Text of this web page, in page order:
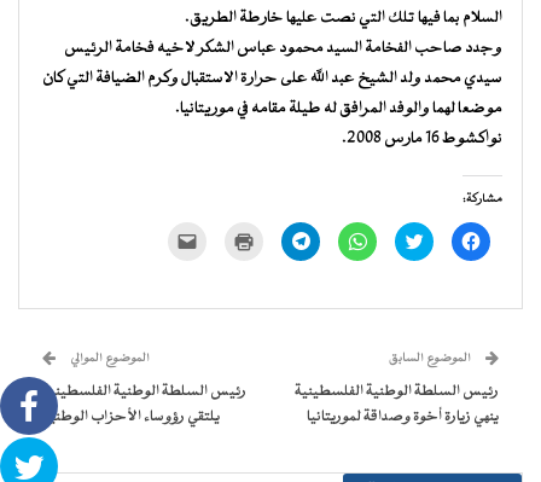
السلام بما فيها تلك التي نصت عليها خارطة الطريق.
وجدد صاحب الفخامة السيد محمود عباس الشكر لاخيه فخامة الرئيس
سيدي محمد ولد الشيخ عبد الله على حرارة الاستقبال وكرم الضيافة التي كان
موضعا لهما والوفد المرافق له طيلة مقامه في موريتانيا.
نواكشوط 16 مارس 2008.
مشاركة:
انقر
للمشاركة
في
اضغط
للمشاركة
في
انقر
للمشاركة
في
انقر
للمشاركة
في
للطباعة
جديدة) الإلكتروني
نافذة
جديدة)
الموضوع السابق
رئيس السلطة الوطنية الفلسطينية
ينهي زيارة أخوة وصداقة لموريتانيا
الموضوع الموالي
رئيس السلطة الوطنية الفلسطينية
يلتقي رؤوساء الأحزاب الوطنية